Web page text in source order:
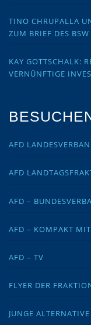
TINO CHRUPALLA
ZUM BRIEF DES BSW
KAY GOTTSCHALK:
VERNÜNFTIGE
AFD
AFD
AFD –
AFD – KOMPAKT
AFD – TV
FLYER DER
JUNGE ALTERNATIVE